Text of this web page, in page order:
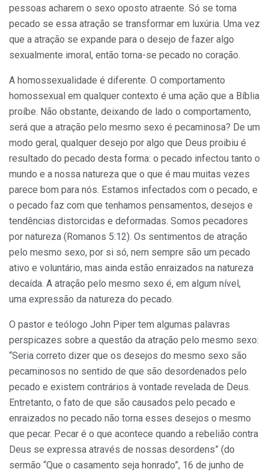
pessoas acharem o sexo oposto atraente. Só se torna
pecado se essa atração se transformar em luxúria. Uma vez
que a atração se expande para o desejo de fazer algo
sexualmente imoral, então torna-se pecado no coração.
A homossexualidade é diferente. O comportamento
homossexual em qualquer contexto é uma ação que a Bíblia
proíbe. Não obstante, deixando de lado o comportamento,
será que a atração pelo mesmo sexo é pecaminosa? De um
modo geral, qualquer desejo por algo que Deus proibiu é
resultado do pecado desta forma: o pecado infectou tanto o
mundo e a nossa natureza que o que é mau muitas vezes
parece bom para nós. Estamos infectados com o pecado, e
o pecado faz com que tenhamos pensamentos, desejos e
tendências distorcidas e deformadas. Somos pecadores
por natureza (Romanos 5:12). Os sentimentos de atração
pelo mesmo sexo, por si só, nem sempre são um pecado
ativo e voluntário, mas ainda estão enraizados na natureza
decaída. A atração pelo mesmo sexo é, em algum nível,
uma expressão da natureza do pecado.
O pastor e teólogo John Piper tem algumas palavras
perspicazes sobre a questão da atração pelo mesmo sexo:
“Seria correto dizer que os desejos do mesmo sexo são
pecaminosos no sentido de que são desordenados pelo
pecado e existem contrários à vontade revelada de Deus.
Entretanto, o fato de que são causados pelo pecado e
enraizados no pecado não torna esses desejos o mesmo
que pecar. Pecar é o que acontece quando a rebelião contra
Deus se expressa através de nossas desordens” (do
sermão “Que o casamento seja honrado”, 16 de junho de